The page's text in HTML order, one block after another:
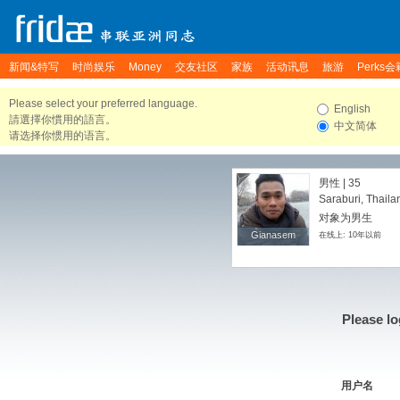
新闻&特写 时尚娱乐 Money 交友社区 家族 活动讯息 旅游 Perks会
Please select your preferred language.
請選擇你慣用的語言。
请选择你惯用的语言。
English
中文简体
Gianasem
Gianasem
男性 | 35
Saraburi,
对象为男生
在线上: 10年以前
Please
用户名